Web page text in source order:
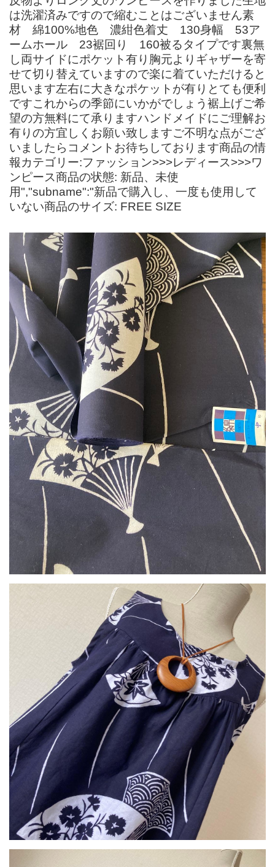
は洗濯済みですので縮むことはございません素
材 綿100%地色 濃紺色着丈 130身幅 53ア
ームホール 23裾回り 160被るタイプです裏無
し両サイドにポケット有り胸元よりギャザーを寄
せて切り替えていますので楽に着ていただけると
思います左右に大きなポケットが有りとても便利
ですこれからの季節にいかがでしょう裾上げご希
望の方無料にて承りますハンドメイドにご理解お
有りの方宜しくお願い致しますご不明な点がござ
いましたらコメントお待ちしております商品の情
報カテゴリー:ファッション>>>レディース>>>ワ
ンピース商品の状態: 新品、未使
用","subname":"新品で購入し、一度も使用して
いない商品のサイズ: FREE SIZE